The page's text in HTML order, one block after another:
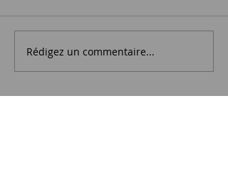
Rédigez un commentaire...